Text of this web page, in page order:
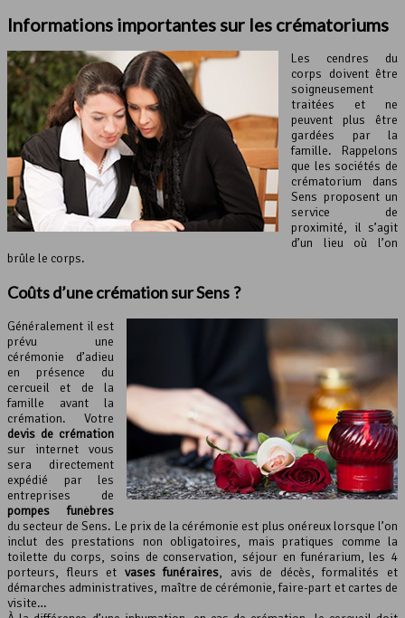
Informations importantes sur les crématoriums
Les cendres du
corps doivent être
soigneusement
traitées et ne
peuvent plus être
gardées par la
famille. Rappelons
que les sociétés de
crématorium dans
Sens proposent un
service de
proximité, il s’agit
d’un lieu où l’on
brûle le corps.
Coûts d’une crémation sur Sens ?
Généralement il est
prévu une
cérémonie d’adieu
en présence du
cercueil et de la
famille avant la
crémation. Votre
devis de crémation
sur internet vous
sera directement
expédié par les
entreprises de
pompes funèbres
du secteur de Sens. Le prix de la cérémonie est plus onéreux lorsque l’on
inclut des prestations non obligatoires, mais pratiques comme la
toilette du corps, soins de conservation, séjour en funérarium, les 4
porteurs, fleurs et vases funéraires, avis de décès, formalités et
démarches administratives, maître de cérémonie, faire-part et cartes de
visite…